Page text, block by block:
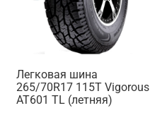
Легковая шина
265/70R17 115T Vigorous
AT601 TL (летняя)